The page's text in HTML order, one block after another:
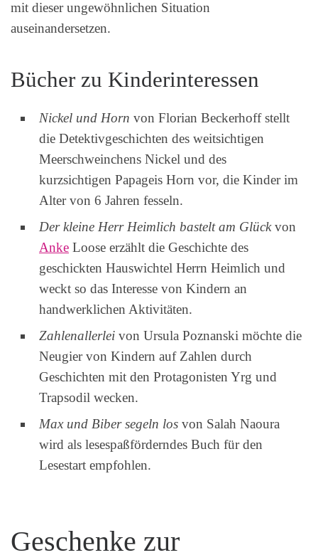
mit dieser ungewöhnlichen Situation
auseinandersetzen.
Bücher zu Kinderinteressen
Nickel und Horn von Florian Beckerhoff stellt
die Detektivgeschichten des weitsichtigen
Meerschweinchens Nickel und des
kurzsichtigen Papageis Horn vor, die Kinder im
Alter von 6 Jahren fesseln.
Der kleine Herr Heimlich bastelt am Glückvon
Anke Loose erzählt die Geschichte des
geschickten Hauswichtel Herrn Heimlich und
weckt so das Interesse von Kindern an
handwerklichen Aktivitäten.
Zahlenallerlei von Ursula Poznanski möchte die
Neugier von Kindern auf Zahlen durch
Geschichten mit den Protagonisten Yrg und
Trapsodil wecken.
Max und Biber segeln los von Salah Naoura
wird als lesespaßförderndes Buch für den
Lesestart empfohlen.
Geschenke zur